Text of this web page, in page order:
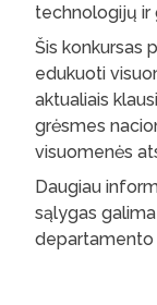
technologijų ir
Šis konkursas
edukuoti
aktualiais
grėsmes
visuomenės
Daugiau
sąlygas
departamento